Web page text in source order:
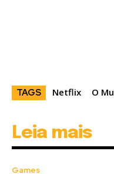
TAGS Netflix O
Leia mais
Games